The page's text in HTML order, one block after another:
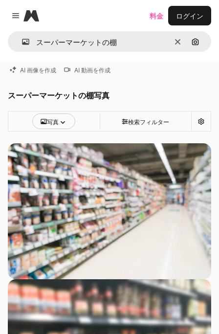
Close menu
Magnific
消去 画像で
料金 ログイン
AI 画像を作成 AI 動画を作成
スーパーマーケットの棚写真
写真 検索フィルター